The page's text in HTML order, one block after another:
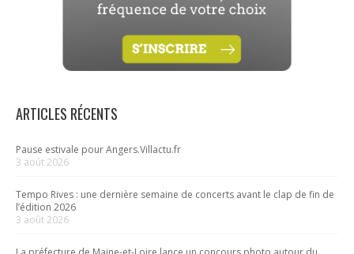
ARTICLES RÉCENTS
Pause estivale pour Angers.Villactu.fr
3 août 2026
Tempo Rives : une dernière semaine de concerts avant le clap de fin de
l’édition 2026
3 août 2026